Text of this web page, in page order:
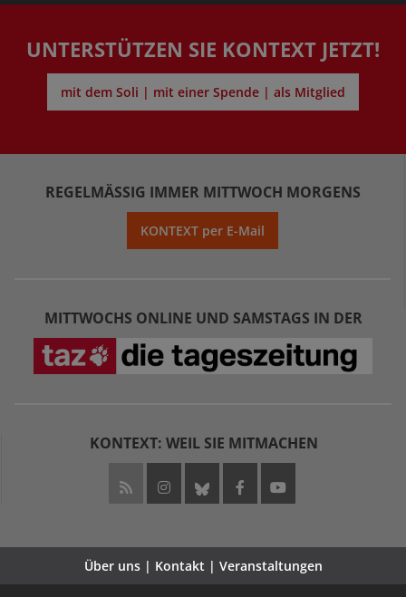
UNTERSTÜTZEN SIE KONTEXT JETZT!
mit dem Soli | mit einer Spende | als Mitglied
REGELMÄSSIG IMMER MITTWOCH MORGENS
KONTEXT per E-Mail
MITTWOCHS ONLINE UND SAMSTAGS IN DER
KONTEXT: WEIL SIE MITMACHEN
Über uns | Kontakt | Veranstaltungen